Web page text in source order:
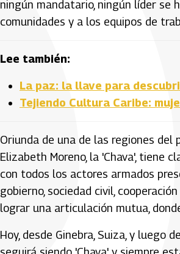
ningún mandatario, ningún líder se
comunidades y a los equipos de
Lee también:
La paz: la llave para
Tejiendo Cultura Caribe:
Oriunda de una de las regiones
Elizabeth Moreno, la 'Chava', tiene
con todos los actores armados
gobierno, sociedad civil,
lograr una articulación mutua,
Hoy, desde Ginebra, Suiza, y luego